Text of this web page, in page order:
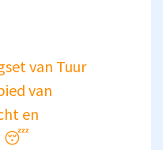
van Tuur
van
en
😴